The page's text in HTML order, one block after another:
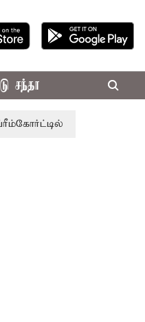
சந்தா
விசாரணை